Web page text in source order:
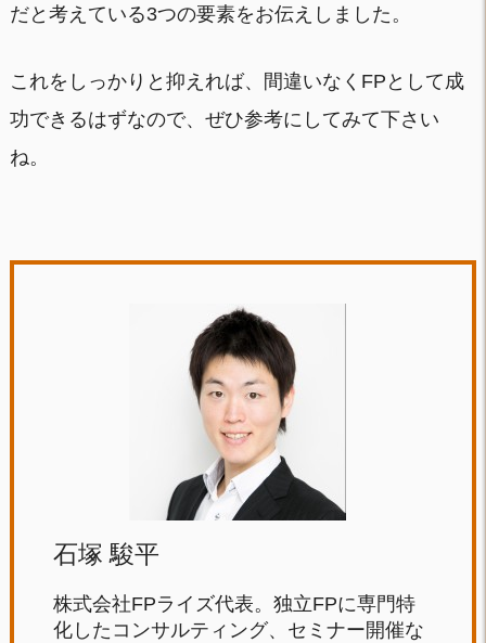
だと考えている3つの要素をお伝えしました。
これをしっかりと抑えれば、間違いなくFPとして成
功できるはずなので、ぜひ参考にしてみて下さい
ね。
石塚 駿平
株式会社FPライズ代表。独立FPに専門特
化したコンサルティング、セミナー開催な